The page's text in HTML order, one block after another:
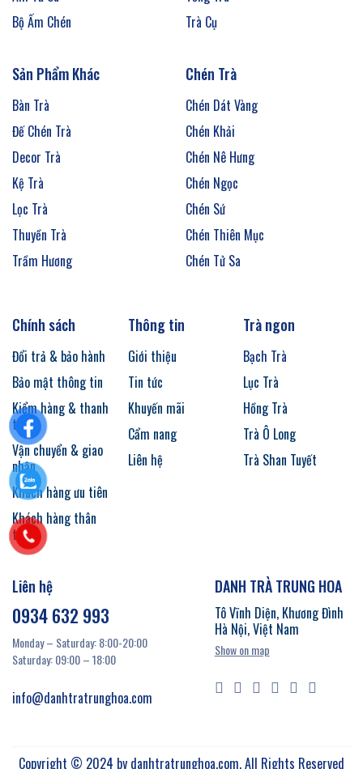
Bộ Ấm Chén
Trà Cụ
Sản Phẩm Khác
Bàn Trà
Đế Chén Trà
Decor Trà
Kệ Trà
Lọc Trà
Thuyền Trà
Trầm Hương
Chén Trà
Chén Dát Vàng
Chén Khải
Chén Nê Hưng
Chén Ngọc
Chén Sứ
Chén Thiên Mục
Chén Tử Sa
Chính sách
Đổi trả & bảo hành
Bảo mật thông tin
Kiểm hàng & thanh
toán
Vận chuyển & giao
nhận
Khách hàng ưu tiên
Khách hàng thân
thiết
Thông tin
Giới thiệu
Tin tức
Khuyến mãi
Cẩm nang
Liên hệ
Trà ngon
Bạch Trà
Lục Trà
Hồng Trà
Trà Ô Long
Trà Shan Tuyết
Liên hệ
0934 632 993
Monday – Saturday: 8:00-20:00
Saturday: 09:00 – 18:00
info@danhtratrunghoa.com
DANH TRÀ TRUNG HOA
Tô Vĩnh Diện, Khương Đình
Hà Nội, Việt Nam
Show on map
Copyright © 2024 by danhtratrunghoa.com. All Rights Reserved